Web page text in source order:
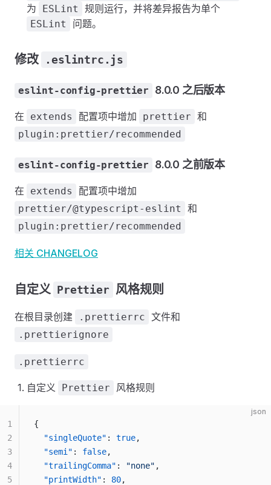
为
ESLint 规则运行，并将差异报告为单个
ESLint 问题。
修改 .eslintrc.js
eslint-config-prettier 8.0.0 之后版本
在 extends 配置项中增加 prettier 和
plugin:prettier/recommended
eslint-config-prettier 8.0.0 之前版本
在 extends 配置项中增加
prettier/@typescript-eslint 和
plugin:prettier/recommended
相关 CHANGELOG
自定义 Prettier 风格规则
在根目录创建 .prettierrc 文件和
.prettierignore
.prettierrc
自定义 Prettier 风格规则
json
{
  "singleQuote"
: true,
  "semi"
: false,
  "trailingComma"
: "none" ,
  "printWidth"
: 80,
1
2
3
4
5